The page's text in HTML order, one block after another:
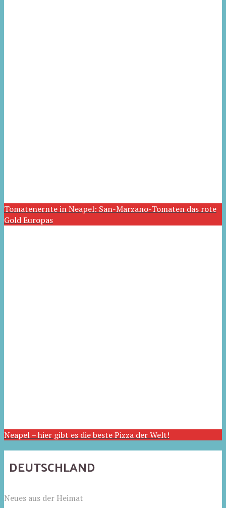
Tomatenernte in Neapel: San-Marzano-Tomaten das rote
Gold Europas
Neapel – hier gibt es die beste Pizza der Welt!
DEUTSCHLAND
Neues aus der Heimat